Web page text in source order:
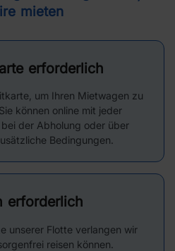
mieten
erforderlich
um Ihren Mietwagen zu
können online mit jeder
der Abholung oder über
Bedingungen.
erforderlich
unserer Flotte verlangen wir
reisen können.